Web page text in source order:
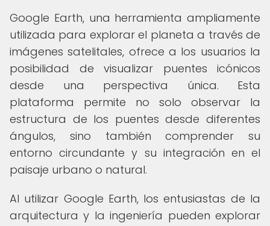
Google Earth, una herramienta ampliamente
utilizada para explorar el planeta a través de
imágenes satelitales, ofrece a los usuarios la
posibilidad de visualizar puentes icónicos
desde una perspectiva única. Esta
plataforma permite no solo observar la
estructura de los puentes desde diferentes
ángulos, sino también comprender su
entorno circundante y su integración en el
paisaje urbano o natural.
Al utilizar Google Earth, los entusiastas de la
arquitectura y la ingeniería pueden explorar